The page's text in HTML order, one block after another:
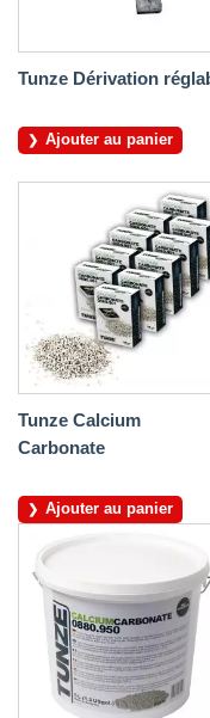
Tunze Dérivation
Ajouter au panier
Tunze Calcium
Carbonate
Ajouter au panier